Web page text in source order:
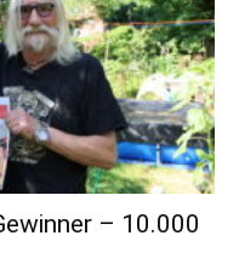
– 10.000